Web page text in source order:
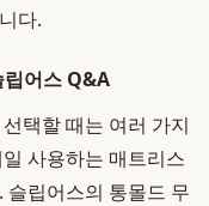
다.
립어스 Q&A
택할 때는 여러 가지
사용하는 매트리스
립어스의 통몰드 무